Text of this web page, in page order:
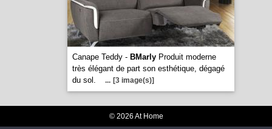
Canape Teddy - BMarlyProduit moderne
très élégant de part son esthétique, dégagé
du sol.
... [3 image(s)]
© 2026 At Home